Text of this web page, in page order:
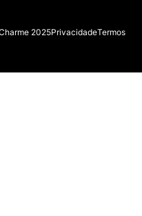
2025PrivacidadeTermos